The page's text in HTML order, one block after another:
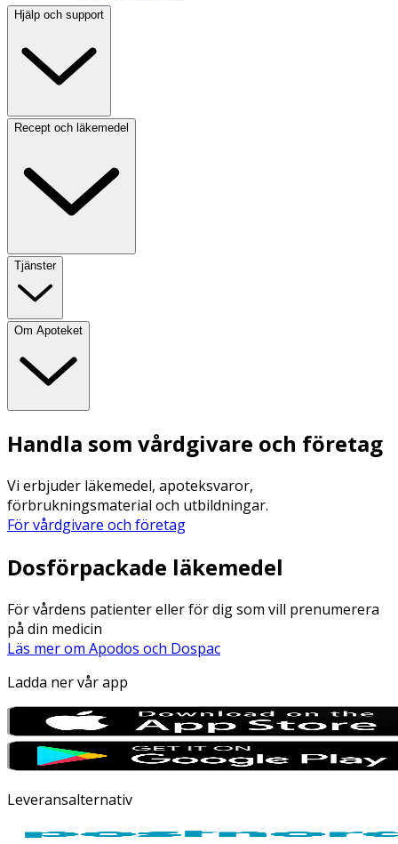
Hjälp och support
Recept och läkemedel
Tjänster
Om Apoteket
Handla som vårdgivare och företag
Vi erbjuder läkemedel, apoteksvaror,
förbrukningsmaterial och utbildningar.
För vårdgivare och företag
Dosförpackade läkemedel
För vårdens patienter eller för dig som vill prenumerera
på din medicin
Läs mer om Apodos och Dospac
Ladda ner vår app
Leveransalternativ